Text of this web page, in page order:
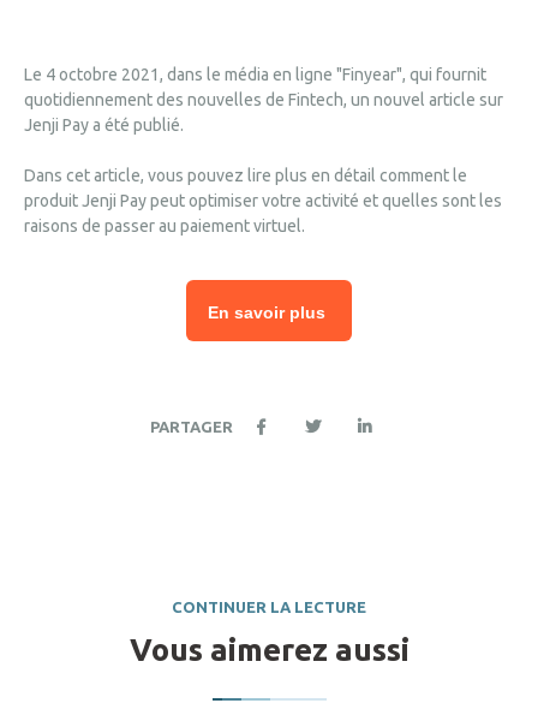
Le 4 octobre 2021, dans le média en ligne "Finyear", qui fournit
quotidiennement des nouvelles de Fintech, un nouvel article sur
Jenji Pay a été publié.
Dans cet article, vous pouvez lire plus en détail comment le
produit Jenji Pay peut optimiser votre activité et quelles sont les
raisons de passer au paiement virtuel.
En savoir plus
PARTAGER
CONTINUER LA LECTURE
Vous aimerez aussi